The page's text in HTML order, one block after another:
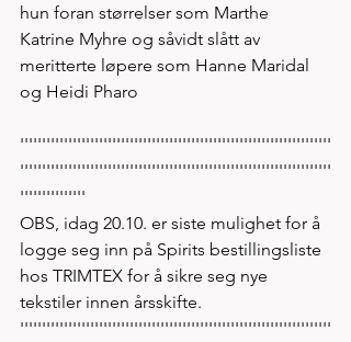
hun foran størrelser som Marthe
Katrine Myhre og såvidt slått av
meritterte løpere som Hanne Maridal
og Heidi Pharo
'''''''''''''''''''''''''''''''''''''''''''''''''''''''''''''''''''''''
'''''''''''''''''''''''''''''''''''''''''''''''''''''''''''''''''''''''
'''''''''''''''
OBS, idag 20.10. er siste mulighet for å
logge seg inn på Spirits bestillingsliste
hos TRIMTEX for å sikre seg nye
tekstiler innen årsskifte.
'''''''''''''''''''''''''''''''''''''''''''''''''''''''''''''''''''''''